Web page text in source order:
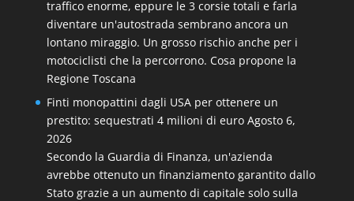
traffico enorme, eppure le 3 corsie totali e farla
diventare un'autostrada sembrano ancora un
lontano miraggio. Un grosso rischio anche per i
motociclisti che la percorrono. Cosa propone la
Regione Toscana
Finti monopattini dagli USA per ottenere un
prestito: sequestrati 4 milioni di euro Agosto 6,
2026
Secondo la Guardia di Finanza, un'azienda
avrebbe ottenuto un finanziamento garantito dallo
Stato grazie a un aumento di capitale solo sulla